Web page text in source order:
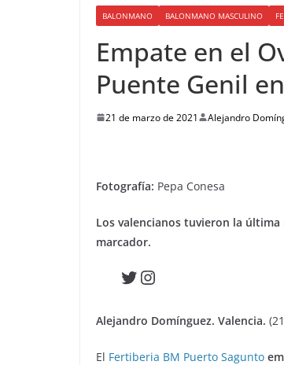
BALONMANO BALONMANO MASCULINO
Empate en el
Puente Genil
21 de marzo de 2021 Alejandro
Fotografía: Pepa Conesa
Los valencianos tuvieron la
marcador.
Twitter
Instagram
Alejandro Domínguez. Valencia.
El Fertiberia BM Puerto Sagunto